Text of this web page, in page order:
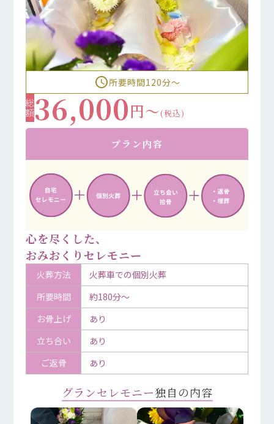
access_time所要時間120分〜
総額36,000円～(税込)
プラン内容
心を尽くした、
おみおくりセレモニー
火葬方法
火葬車での個別火葬
所要時間
約180分～
お骨上げ
あり
立ち合い
あり
ご返骨
あり
グランセレモニー独自の内容